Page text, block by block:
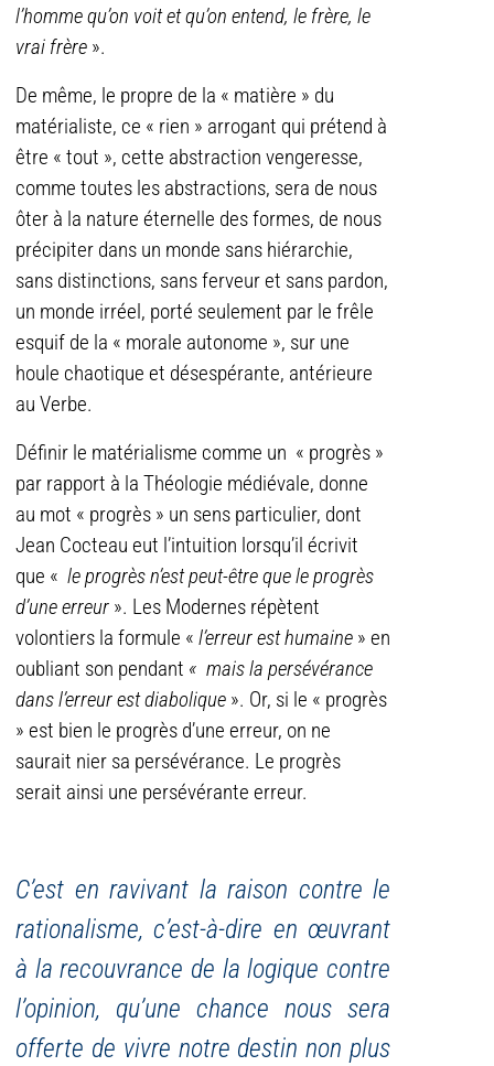
l’homme qu’on voit et qu’on entend, le frère, le
vrai frère ».
De même, le propre de la « matière » du
matérialiste, ce « rien » arrogant qui prétend à
être « tout », cette abstraction vengeresse,
comme toutes les abstractions, sera de nous
ôter à la nature éternelle des formes, de nous
précipiter dans un monde sans hiérarchie,
sans distinctions, sans ferveur et sans pardon,
un monde irréel, porté seulement par le frêle
esquif de la « morale autonome », sur une
houle chaotique et désespérante, antérieure
au Verbe.
Définir le matérialisme comme un « progrès »
par rapport à la Théologie médiévale, donne
au mot « progrès » un sens particulier, dont
Jean Cocteau eut l’intuition lorsqu’il écrivit
que « le progrès n’est peut-être que le progrès
d’une erreur ». Les Modernes répètent
volontiers la formule « l’erreur est humaine » en
oubliant son pendant « mais la persévérance
dans l’erreur est diabolique ». Or, si le « progrès
» est bien le progrès d’une erreur, on ne
saurait nier sa persévérance. Le progrès
serait ainsi une persévérante erreur.
C’est en ravivant la raison contre le
rationalisme, c’est-à-dire en œuvrant
à la recouvrance de la logique contre
l’opinion, qu’une chance nous sera
offerte de vivre notre destin non plus